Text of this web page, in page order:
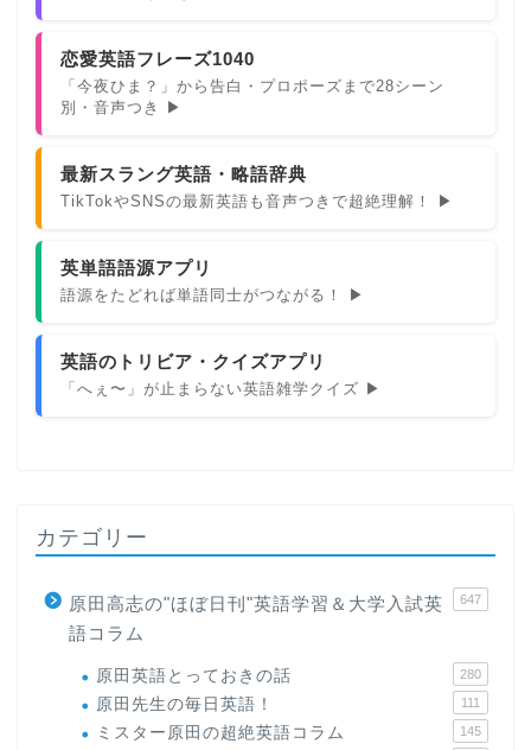
恋愛英語フレーズ1040
「今夜ひま？」から告白・プロポーズまで28シーン
別・音声つき ▶
最新スラング英語・略語辞典
TikTokやSNSの最新英語も音声つきで超絶理解！ ▶
英単語語源アプリ
語源をたどれば単語同士がつながる！ ▶
英語のトリビア・クイズアプリ
「へぇ〜」が止まらない英語雑学クイズ ▶
カテゴリー
原田高志の"ほぼ日刊"英語学習＆大学入試英
語コラム
647
原田英語とっておきの話 280
原田先生の毎日英語！ 111
ミスター原田の超絶英語コラム 145